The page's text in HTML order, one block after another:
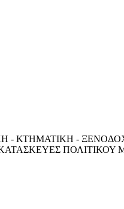
ΚΤΗΜΑΤΙΚΗ -
ΠΟΛΙΤΙΚΟΥ